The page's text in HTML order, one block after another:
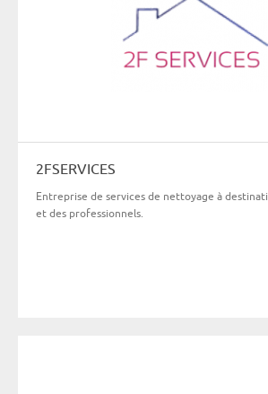
2FSERVICES
Entreprise de services de nettoyage à
et des professionnels.